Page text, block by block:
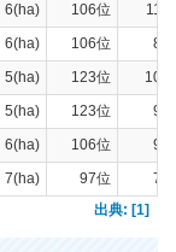
6(ha) 106位
6(ha) 106位
5(ha) 123位
5(ha) 123位
6(ha) 106位
7(ha) 97位
出典: [1]